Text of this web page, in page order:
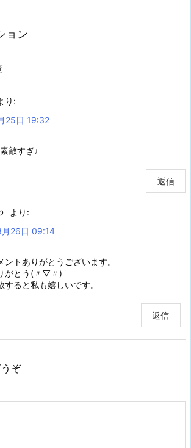
ョン
り:
25日 19:32
敵すぎ♩
返信
より:
26日 09:14
ントありがとうございます。
がとう(〃▽〃)
ると私も嬉しいです。
返信
ぞ